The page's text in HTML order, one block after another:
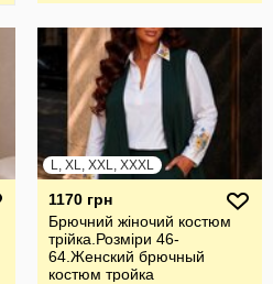
L, XL, XXL, XXXL
1170 грн
Брючний жiночий костюм
трiйка.Розмiри 46-
64.Женский брючный
костюм тройка